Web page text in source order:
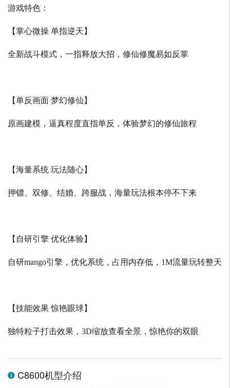
游戏特色：
【掌心微操 单指逆天】
全新战斗模式，一指释放大招，修仙修魔易如反掌
【单反画面 梦幻修仙】
原画建模，逼真程度直指单反，体验梦幻的修仙旅程
【海量系统 玩法随心】
押镖、双修、结婚、跨服战，海量玩法根本停不下来
【自研引擎 优化体验】
自研mango引擎，优化系统，占用内存低， 1M流量玩转整天
【技能效果 惊艳眼球】
独特粒子打击效果， 3D缩放查看全景，惊艳你的双眼
C8600机型介绍